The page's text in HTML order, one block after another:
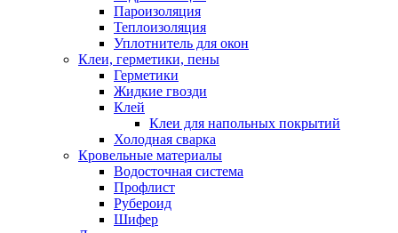
Пароизоляция
Теплоизоляция
Уплотнитель для окон
Клеи, герметики, пены
Герметики
Жидкие гвозди
Клей
Клеи для напольных покрытий
Холодная сварка
Кровельные материалы
Водосточная система
Профлист
Рубероид
Шифер